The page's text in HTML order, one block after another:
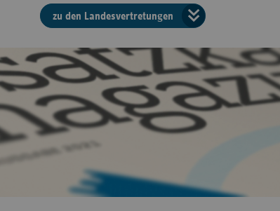
zu den Landesvertretungen
der